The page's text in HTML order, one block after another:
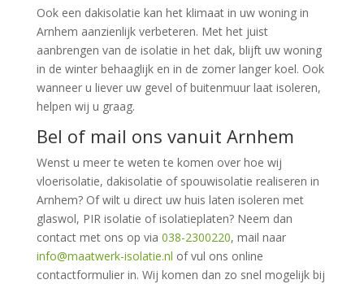
Ook een dakisolatie kan het klimaat in uw woning in
Arnhem aanzienlijk verbeteren. Met het juist
aanbrengen van de isolatie in het dak, blijft uw woning
in de winter behaaglijk en in de zomer langer koel. Ook
wanneer u liever uw gevel of buitenmuur laat isoleren,
helpen wij u graag.
Bel of mail ons vanuit Arnhem
Wenst u meer te weten te komen over hoe wij
vloerisolatie, dakisolatie of spouwisolatie realiseren in
Arnhem? Of wilt u direct uw huis laten isoleren met
glaswol, PIR isolatie of isolatieplaten? Neem dan
contact met ons op via 038-2300220, mail naar
info@maatwerk-isolatie.nl of vul ons online
contactformulier in. Wij komen dan zo snel mogelijk bij